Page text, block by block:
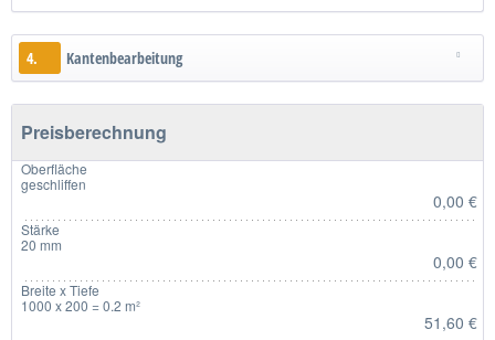
4. Kantenbearbeitung
Preisberechnung
Oberfläche
geschliffen
0,00 €
Stärke
20 mm
0,00 €
Breite x Tiefe
1000 x 200 = 0.2 m²
51,60 €